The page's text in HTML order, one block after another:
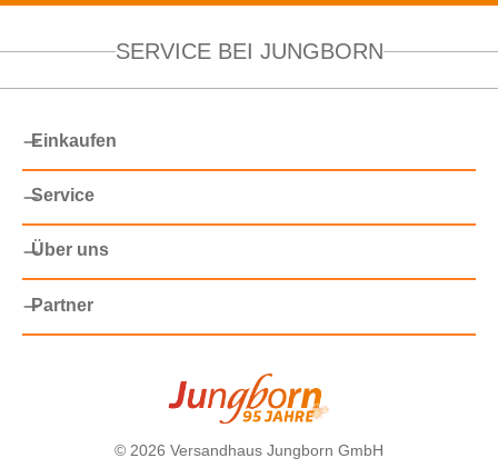
SERVICE BEI JUNGBORN
Einkaufen
Service
Über uns
Partner
© 2026 Versandhaus Jungborn GmbH